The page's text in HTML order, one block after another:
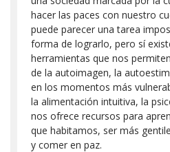
hacer las paces con nuestro
puede parecer una tarea
forma de lograrlo, pero sí
herramientas que nos
de la autoimagen, la
en los momentos más
la alimentación intuitiva, la
nos ofrece recursos para
que habitamos, ser más
y comer en paz.